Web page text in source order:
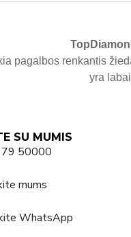
pagalbos renkantis
yra
SU MUMIS
50000
mums
WhatsApp